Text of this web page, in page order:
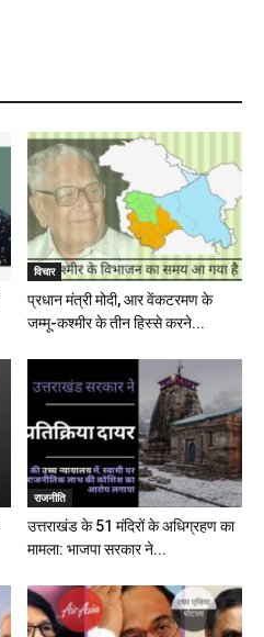
विचार
प्रधान मंत्री मोदी, आर वेंकटरमण के
जम्मू-कश्मीर के तीन हिस्से करने...
राजनीति
उत्तराखंड के 51 मंदिरों के अधिग्रहण का
मामला: भाजपा सरकार ने...